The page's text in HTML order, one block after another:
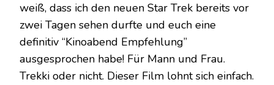
weiß, dass ich den neuen Star Trek bereits vor
zwei Tagen sehen durfte und euch eine
definitiv “Kinoabend Empfehlung”
ausgesprochen habe! Für Mann und Frau.
Trekki oder nicht. Dieser Film lohnt sich einfach.